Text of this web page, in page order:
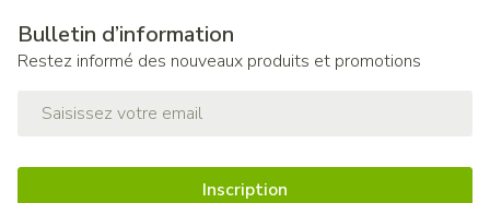
Bulletin d’information
Restez informé des nouveaux produits et promotions
Inscription